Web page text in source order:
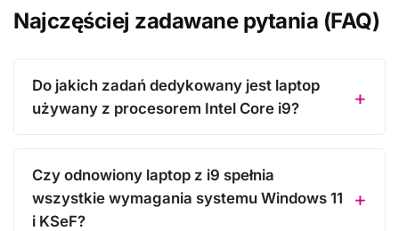
Najczęściej zadawane pytania (FAQ)
Do jakich zadań dedykowany jest laptop
używany z procesorem Intel Core i9?
Czy odnowiony laptop z i9 spełnia
wszystkie wymagania systemu Windows 11
i KSeF?